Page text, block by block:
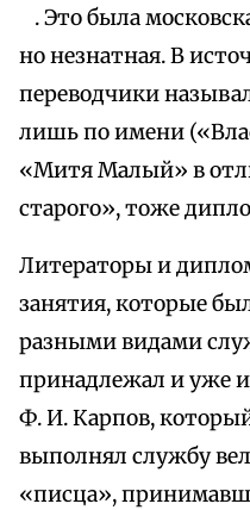
. Это была
но незнатная. В
переводчики
лишь по имени
«Митя Малый» в
старого», тоже
Литераторы и
занятия, которые
разными видами
принадлежал и уже
Ф. И. Карпов,
выполнял службу
«писца»,